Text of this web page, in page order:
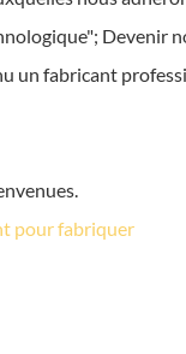
Devenir
un fabricant
pour fabriquer